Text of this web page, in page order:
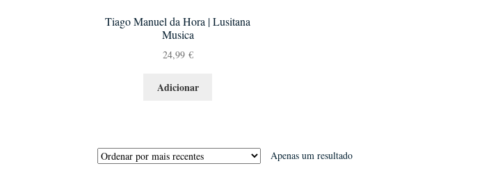
Tiago Manuel da Hora | Lusitana
Musica
24,99 €
Adicionar
Apenas um resultado